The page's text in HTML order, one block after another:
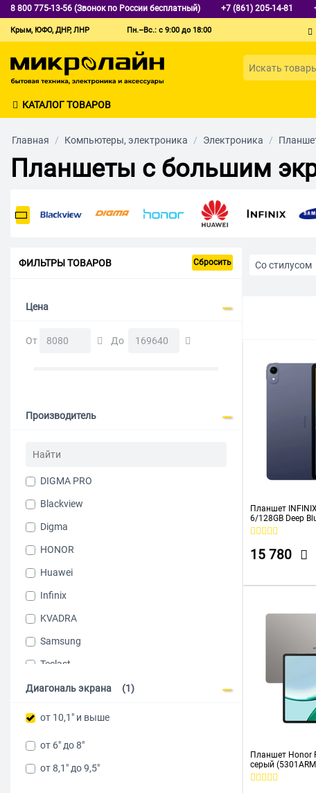
8 800 775-13-56 (Звонок по России бесплатный) +7 (861) 205-14-81
Крым, ЮФО, ДНР, ЛНР Пн.–Вс.: с 9:00 до 18:00
КАТАЛОГ ТОВАРОВ
Главная / Компьютеры, электроника / Электроника /
Планшеты с большим
ФИЛЬТРЫ ТОВАРОВ Сбросить
Цена
От До
Производитель
DIGMA PRO
Blackview
Digma
HONOR
Huawei
Infinix
KVADRA
Samsung
Teclast
Tecno
Диагональ экрана (1)
от 10,1" и выше
от 6" до 8"
от 8,1" до 9,5"
Со стилусом
Планшет
6/128GB Deep
15 780
Планшет Honor
серый